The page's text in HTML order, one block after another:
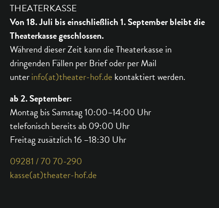
THEATERKASSE
Von 18. Juli bis einschließlich 1. September bleibt die
Theaterkasse geschlossen.
Während dieser Zeit kann die Theaterkasse in
dringenden Fällen per Brief oder per Mail
unterinfo(at)theater-hof.de kontaktiert werden.
ab 2. September:
Montag bis Samstag 10:00–14:00 Uhr
telefonisch bereits ab 09:00 Uhr
Freitag zusätzlich 16 –18:30 Uhr
09281 / 70 70-290
kasse(at)theater-hof.de